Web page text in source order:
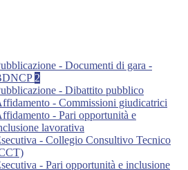
- Documenti di gara -
2
- Dibattito pubblico
- Commissioni giudicatrici
- Pari opportunità e
lavorativa
- Collegio Consultivo Tecnico
- Pari opportunità e inclusione